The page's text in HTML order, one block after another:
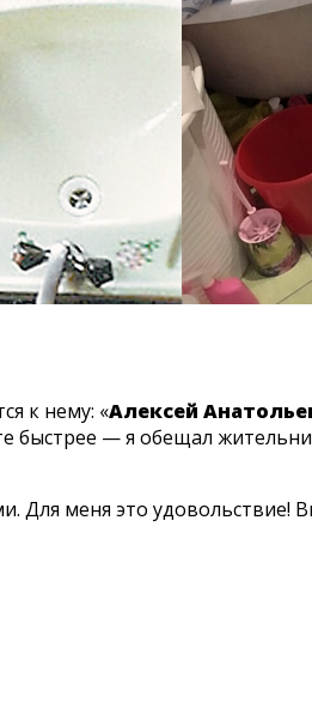
к нему: «Алексей
быстрее — я обещал
Для меня это